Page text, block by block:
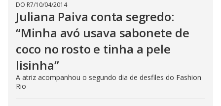
DO R7/10/04/2014
Juliana Paiva conta segredo:
“Minha avó usava sabonete de
coco no rosto e tinha a pele
lisinha”
A atriz acompanhou o segundo dia de desfiles do Fashion
Rio